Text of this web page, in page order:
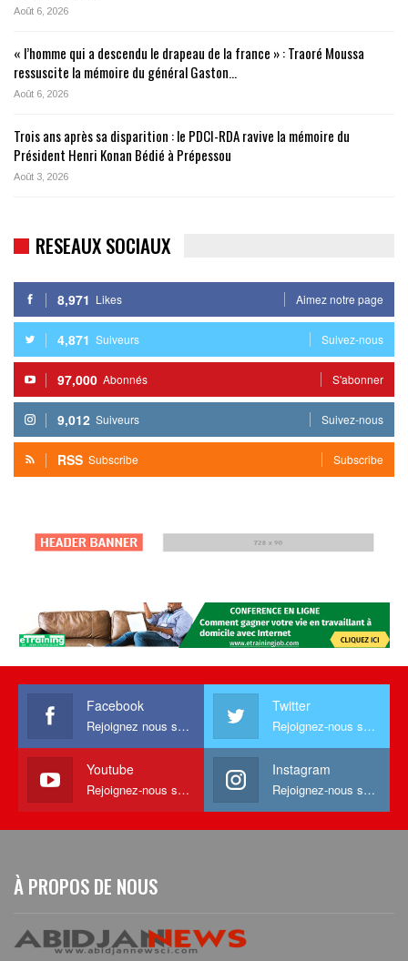
Août 6, 2026
« l’homme qui a descendu le drapeau de la france » : Traoré Moussa
ressuscite la mémoire du général Gaston…
Août 6, 2026
Trois ans après sa disparition : le PDCI-RDA ravive la mémoire du
Président Henri Konan Bédié à Prépessou
Août 3, 2026
RESEAUX SOCIAUX
8,971 Likes Aimez notre page
4,871 Suiveurs Suivez-nous
97,000 Abonnés S'abonner
9,012 Suiveurs Suivez-nous
RSS Subscribe Subscribe
Facebook
Rejoignez nous sur facebook
Twitter
Rejoignez-nous sur Twitter
Youtube
Rejoignez-nous sur Youtube
Instagram
Rejoignez-nous sur Instagram
À PROPOS DE NOUS